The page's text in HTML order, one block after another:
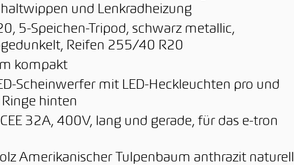
und Lenkradheizung
5-Speichen-Tripod, schwarz metallic,
Reifen 255/40 R20
kompakt
Scheinwerfer mit LED-Heckleuchten pro und
hinten
32A, 400V, lang und gerade, für das e-tron
Amerikanischer Tulpenbaum anthrazit naturell